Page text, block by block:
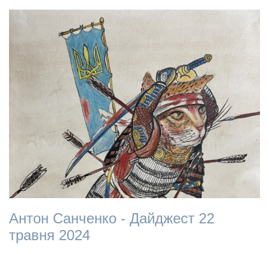
Антон Санченко - Дайджест 22
травня 2024